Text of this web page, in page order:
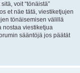
voit “tönäistä”
et näe tätä, viestiketjujen
tönäisemisen välillä
nostaa viestiketjua
sääntöjä jos päätät